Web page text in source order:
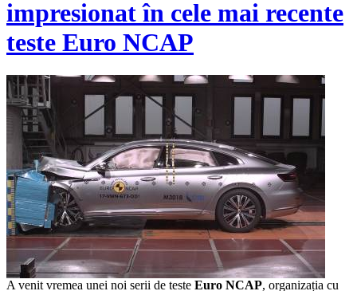
impresionat în cele mai recente
teste Euro NCAP
A venit vremea unei noi serii de teste Euro NCAP, organizația cu